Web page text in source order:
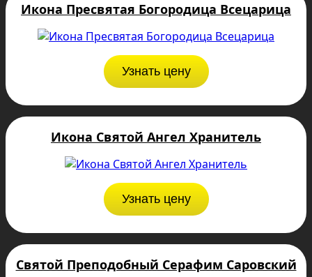
Икона Пресвятая Богородица Всецарица
Узнать цену
Икона Святой Ангел Хранитель
Узнать цену
Святой Преподобный Серафим Саровский